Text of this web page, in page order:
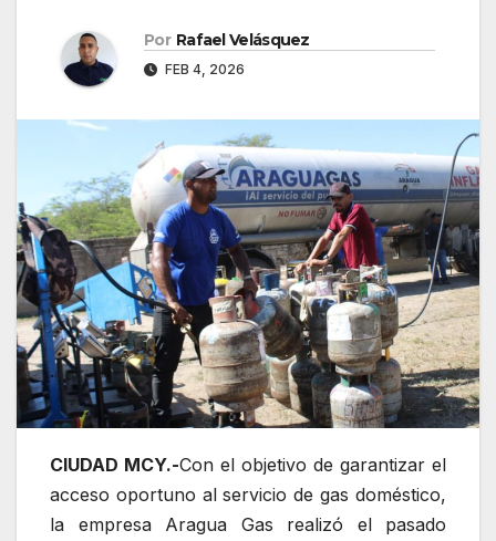
Por Rafael Velásquez
FEB 4, 2026
CIUDAD MCY.-Con el objetivo de garantizar el
acceso oportuno al servicio de gas doméstico,
la empresa Aragua Gas realizó el pasado